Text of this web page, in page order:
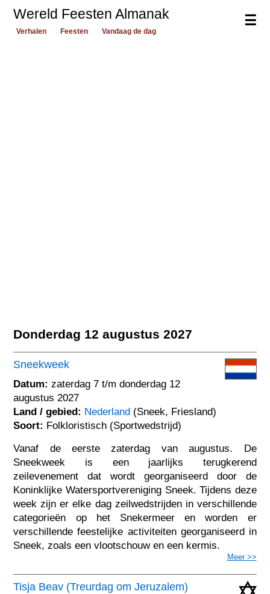
☰
Wereld Feesten Almanak
Verhalen Feesten Vandaag de dag
Donderdag 12 augustus 2027
Sneekweek
Datum: zaterdag 7 t/m donderdag 12
augustus 2027
Land / gebied: Nederland (Sneek, Friesland)
Soort: Folkloristisch (Sportwedstrijd)
Vanaf de eerste zaterdag van augustus. De
Sneekweek is een jaarlijks terugkerend
zeilevenement dat wordt georganiseerd door de
Koninklijke Watersportvereniging Sneek. Tijdens deze
week zijn er elke dag zeilwedstrijden in verschillende
categorieën op het Snekermeer en worden er
verschillende feestelijke activiteiten georganiseerd in
Sneek, zoals een vlootschouw en een kermis.
Meer >>
Tisja Beav (Treurdag om Jeruzalem)